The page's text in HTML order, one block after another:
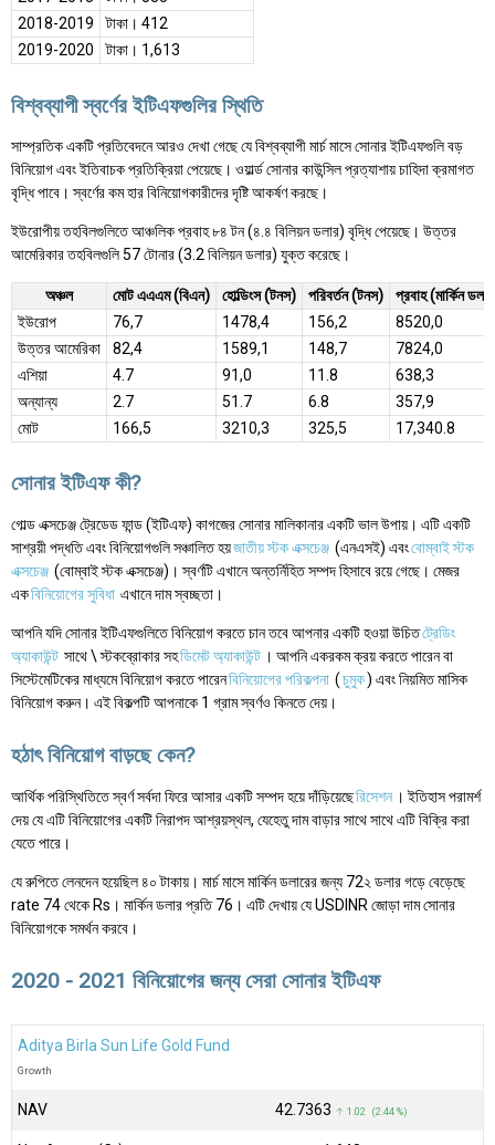
2018-2019
টাকা। 412
2019-2020
টাকা। 1,613
বিশ্বব্যাপী স্বর্ণের ইটিএফগুলির স্থিতি
সাম্প্রতিক একটি প্রতিবেদনে আরও দেখা গেছে যে বিশ্বব্যাপী মার্চ মাসে সোনার ইটিএফগুলি বড়
বিনিয়োগ এবং ইতিবাচক প্রতিক্রিয়া পেয়েছে। ওয়ার্ল্ড সোনার কাউন্সিল প্রত্যাশায় চাহিদা ক্রমাগত
বৃদ্ধি পাবে। স্বর্ণের কম হার বিনিয়োগকারীদের দৃষ্টি আকর্ষণ করছে।
ইউরোপীয় তহবিলগুলিতে আঞ্চলিক প্রবাহ ৮৪ টন (৪.৪ বিলিয়ন ডলার) বৃদ্ধি পেয়েছে। উত্তর
আমেরিকার তহবিলগুলি 57 টোনার (3.2 বিলিয়ন ডলার) যুক্ত করেছে।
অঞ্চল মোট এএএম (বিএন) হোল্ডিংস (টনস) পরিবর্তন (টনস)
প্রবাহ (মার্কিন
ইউরোপ
76,7 1478,4 156,2
8520,0
উত্তর আমেরিকা
82,4 1589,1 148,7
7824,0
এশিয়া
4.7 91,0 11.8
638,3
অন্যান্য
2.7 51.7 6.8
357,9
মোট
166,5 3210,3 325,5 17,340.8
সোনার ইটিএফ কী?
গোল্ড এক্সচেঞ্জ ট্রেডেড ফান্ড (ইটিএফ) কাগজের সোনার মালিকানার একটি ভাল উপায়। এটি একটি
সাশ্রয়ী পদ্ধতি এবং বিনিয়োগগুলি সঞ্চালিত হয়জাতীয় স্টক এক্সচেঞ্জ (এনএসই) এবংবোম্বাই স্টক
এক্সচেঞ্জ (বোম্বাই স্টক এক্সচেঞ্জ)। স্বর্ণটি এখানে অন্তর্নিহিত সম্পদ হিসাবে রয়ে গেছে। মেজর
একবিনিয়োগের সুবিধা এখানে দাম স্বচ্ছতা।
আপনি যদি সোনার ইটিএফগুলিতে বিনিয়োগ করতে চান তবে আপনার একটি হওয়া উচিতট্রেডিং
অ্যাকাউন্ট সাথে \ স্টকব্রোকার সহডিমেট অ্যাকাউন্ট । আপনি একরকম ক্রয় করতে পারেন বা
সিস্টেমেটিকের মাধ্যমে বিনিয়োগ করতে পারেনবিনিয়োগের পরিকল্পনা (চুমুক) এবং নিয়মিত মাসিক
বিনিয়োগ করুন। এই বিকল্পটি আপনাকে 1 গ্রাম স্বর্ণও কিনতে দেয়।
হঠাৎ বিনিয়োগ বাড়ছে কেন?
আর্থিক পরিস্থিতিতে স্বর্ণ সর্বদা ফিরে আসার একটি সম্পদ হয়ে দাঁড়িয়েছেরিসেশন । ইতিহাস পরামর্শ
দেয় যে এটি বিনিয়োগের একটি নিরাপদ আশ্রয়স্থল, যেহেতু দাম বাড়ার সাথে সাথে এটি বিক্রি করা
যেতে পারে।
যে রুপিতে লেনদেন হয়েছিল ৪০ টাকায়। মার্চ মাসে মার্কিন ডলারের জন্য 72২ ডলার গড়ে বেড়েছে
rate 74 থেকে Rs। মার্কিন ডলার প্রতি 76। এটি দেখায় যে USDINR জোড়া দাম সোনার
বিনিয়োগকে সমর্থন করবে।
2020 - 2021 বিনিয়োগের জন্য সেরা সোনার ইটিএফ
Aditya Birla Sun Life Gold Fund
Growth
NAV ₹42.7363 ↑ 1.02 (2.44 %)